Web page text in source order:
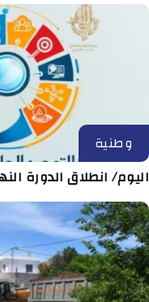
وطنية
اليوم/ انطلاق الدورة